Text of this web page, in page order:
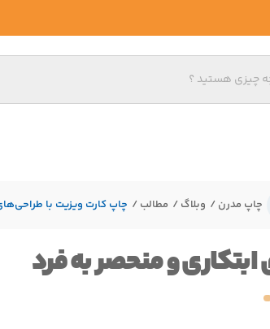
چاپ مدرن وبلاگ مطالب چاپ کارت ویزیت با
و منحصر به فرد